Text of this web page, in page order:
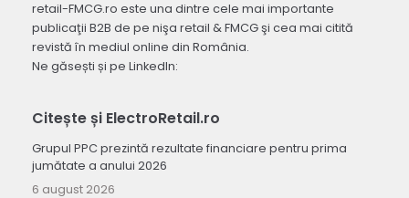
retail-FMCG.ro este una dintre cele mai importante
publicaţii B2B de pe nişa retail & FMCG şi cea mai citită
revistă în mediul online din România.
Ne găsești și pe LinkedIn:
Citește și ElectroRetail.ro
Grupul PPC prezintă rezultate financiare pentru prima
jumătate a anului 2026
6 august 2026